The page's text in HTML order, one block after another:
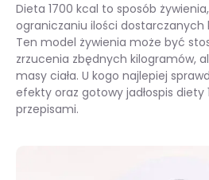
Dieta 1700 kcal to sposób
ograniczaniu ilości dostarczanych
Ten model żywienia może być
zrzucenia zbędnych kilogramów,
masy ciała. U kogo najlepiej
efekty oraz gotowy jadłospis diety
przepisami.